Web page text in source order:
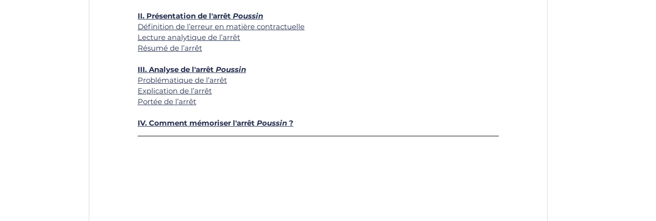
II. Présentation de l'arrêt Poussin
Définition de l’erreur en matière contractuelle
Lecture analytique de l’arrêt
Résumé de l’arrêt
III. Analyse de l'arrêt Poussin
Problématique de l’arrêt
Explication de l’arrêt
Portée de l’arrêt
IV. Comment mémoriser l'arrêt Poussin ?